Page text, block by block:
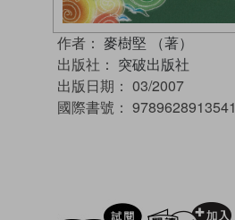
作者： 麥樹堅 （著）
出版社： 突破出版社
出版日期： 03/2007
國際書號： 9789628913541
試閲